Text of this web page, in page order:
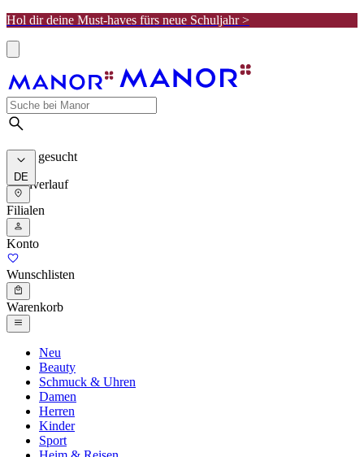
Hol dir deine Must-haves fürs neue Schuljahr >
Meist gesucht
Suchverlauf
DE
Filialen
Konto
Wunschlisten
Warenkorb
Neu
Beauty
Schmuck & Uhren
Damen
Herren
Kinder
Sport